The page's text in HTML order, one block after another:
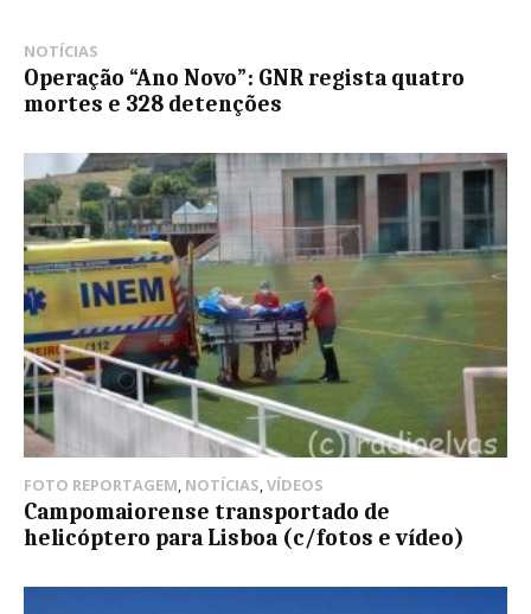
NOTÍCIAS
Operação “Ano Novo”: GNR regista quatro
mortes e 328 detenções
FOTO REPORTAGEM, NOTÍCIAS,VÍDEOS
Campomaiorense transportado de
helicóptero para Lisboa (c/fotos e vídeo)